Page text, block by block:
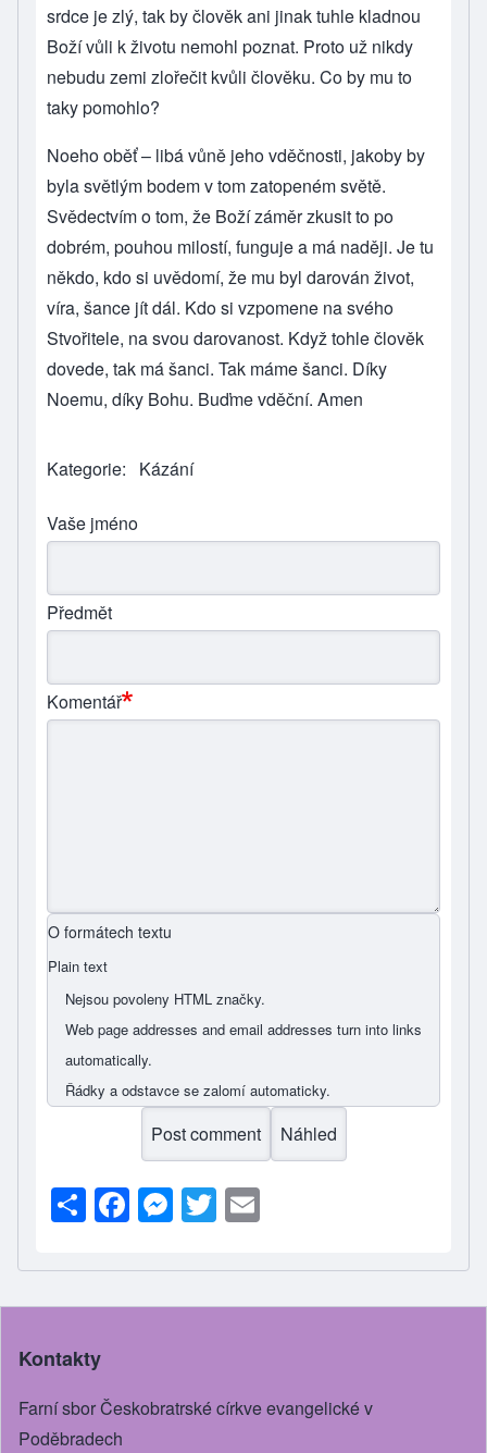
srdce je zlý, tak by člověk ani jinak tuhle kladnou
Boží vůli k životu nemohl poznat. Proto už nikdy
nebudu zemi zlořečit kvůli člověku. Co by mu to
taky pomohlo?
Noeho oběť – libá vůně jeho vděčnosti, jakoby by
byla světlým bodem v tom zatopeném světě.
Svědectvím o tom, že Boží záměr zkusit to po
dobrém, pouhou milostí, funguje a má naději. Je tu
někdo, kdo si uvědomí, že mu byl darován život,
víra, šance jít dál. Kdo si vzpomene na svého
Stvořitele, na svou darovanost. Když tohle člověk
dovede, tak má šanci. Tak máme šanci. Díky
Noemu, díky Bohu. Buďme vděční. Amen
Kategorie Kázání
Vaše jméno
Předmět
Komentář
O formátech textu
Plain text
Nejsou povoleny HTML značky.
Web page addresses and email addresses turn into links
automatically.
Řádky a odstavce se zalomí automaticky.
S
h
ar
e
F
a
c
e
o
M
e
ss
e
er
T
wi
tt
er
ail
Kontakty
Farní sbor Českobratrské církve evangelické v
Poděbradech